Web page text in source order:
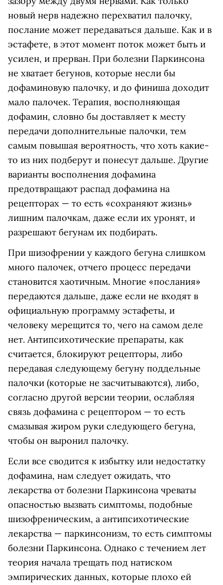
новый нерв надежно перехватил палочку,
послание может передаваться дальше. Как и в
эстафете, в этот момент поток может быть и
усилен, и прерван. При болезни Паркинсона
не хватает бегунов, которые несли бы
дофаминовую палочку, и до финиша доходит
мало палочек. Терапия, восполняющая
дофамин, словно бы доставляет к месту
передачи дополнительные палочки, тем
самым повышая вероятность, что хоть какие-
то из них подберут и понесут дальше. Другие
варианты восполнения дофамина
предотвращают распад дофамина на
рецепторах — то есть «сохраняют жизнь»
лишним палочкам, даже если их уронят, и
разрешают бегунам их подбирать.
При шизофрении у каждого бегуна слишком
много палочек, отчего процесс передачи
становится хаотичным. Многие «послания»
передаются дальше, даже если не входят в
официальную программу эстафеты, и
человеку мерещится то, чего на самом деле
нет. Антипсихотические препараты, как
считается, блокируют рецепторы, либо
передавая следующему бегуну поддельные
палочки (которые не засчитываются), либо,
согласно другой версии теории, ослабляя
связь дофамина с рецептором — то есть
смазывая жиром руки следующего бегуна,
чтобы он выронил палочку.
Если все сводится к избытку или недостатку
дофамина, нам следует ожидать, что
лекарства от болезни Паркинсона чреваты
опасностью вызвать симптомы, подобные
шизофреническим, а антипсихотические
лекарства — паркинсонизм, то есть симптомы
болезни Паркинсона. Однако с течением лет
теория начала трещать под натиском
эмпирических данных, которые плохо ей